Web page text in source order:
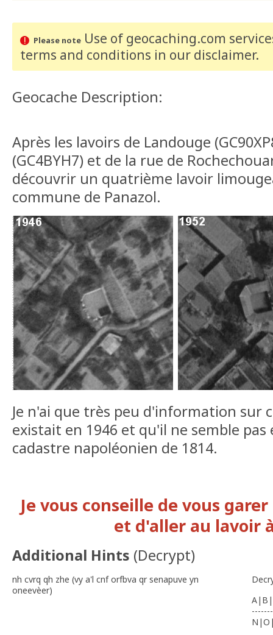
Please noteUse of geocaching.com
terms and conditions in our disclaimer.
Geocache Description:
Après les lavoirs de Landouge
(GC4BYH7) et de la rue de
découvrir un quatrième lavoir
commune de Panazol.
Je n'ai que très peu d'information sur
existait en 1946 et qu'il ne semble
cadastre napoléonien de 1814.
Je vous conseille de vous
et d'aller au lavoir
Additional Hints (Decrypt)
nh cvrq qh zhe (vy a'l cnf orfbva qr senapuve yn
oneevèer)